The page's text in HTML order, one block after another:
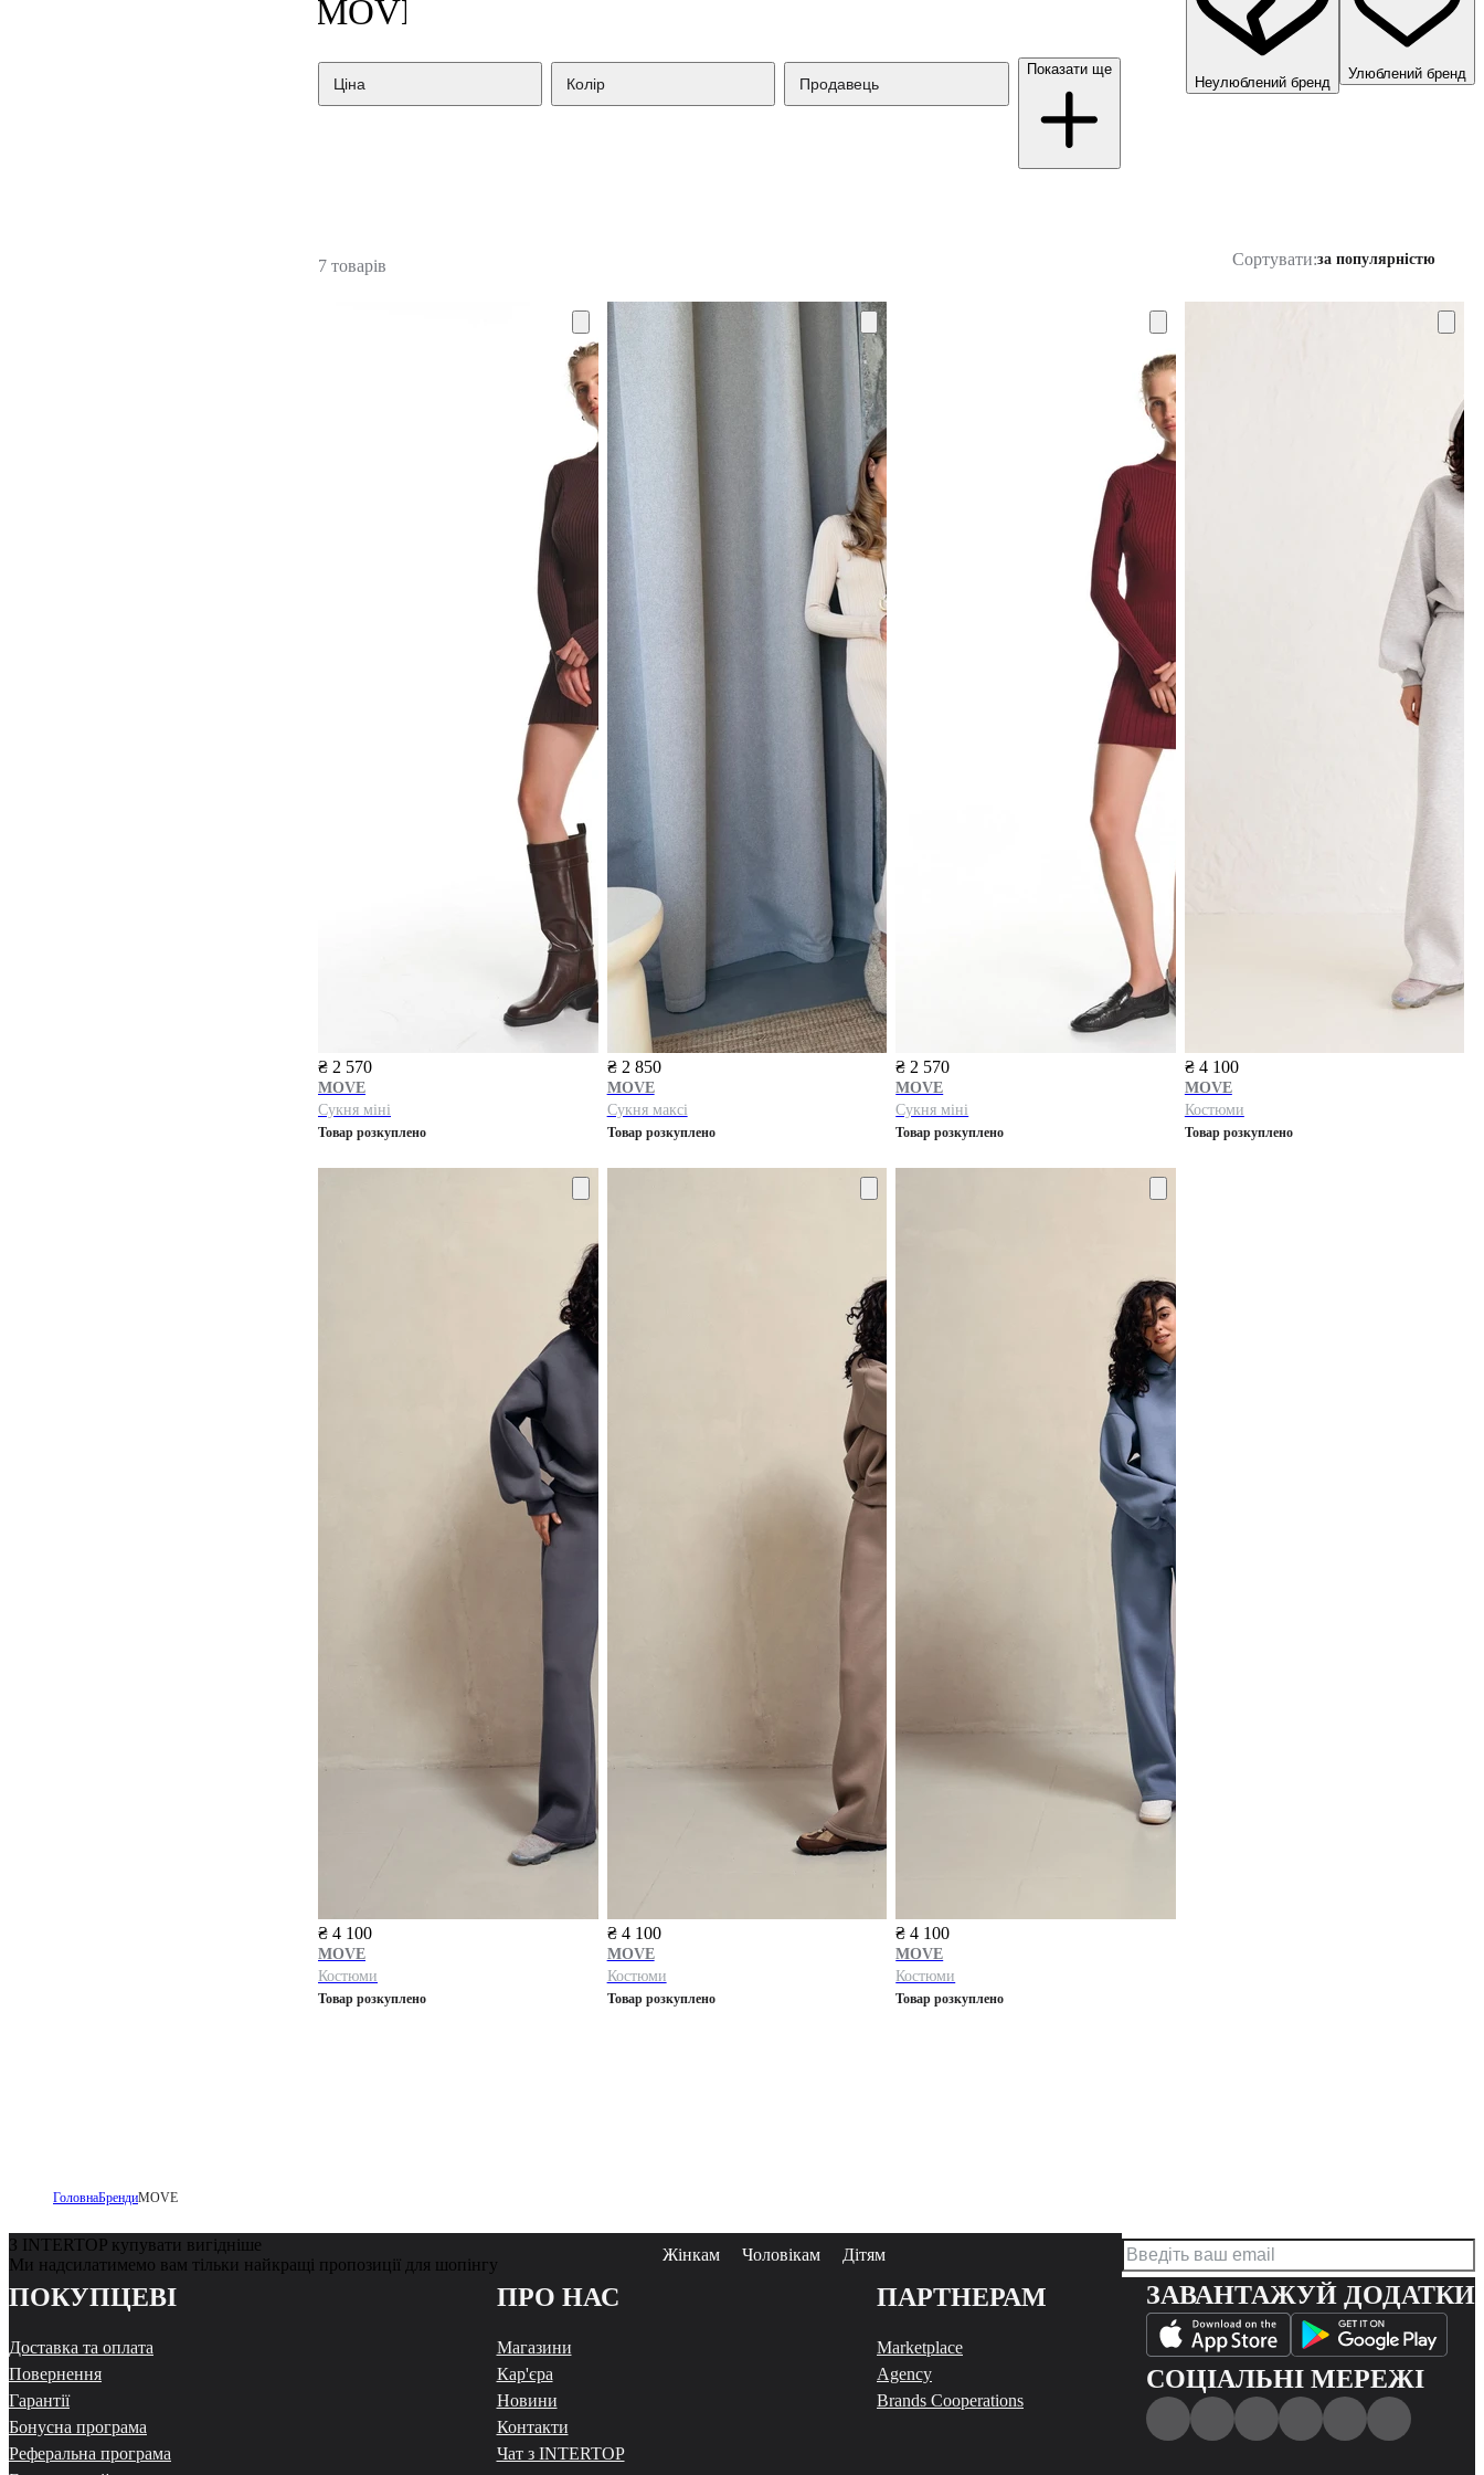
Улюблений бренд
Неулюблений бренд
Ціна Колір Продавець
Показати ще
7 товарів Сортувати:за популярністю
₴ 2 570
MOVE
Сукня міні
Товар розкуплено
₴ 2 850
MOVE
Сукня максі
Товар розкуплено
₴ 2 570
MOVE
Сукня міні
Товар розкуплено
₴ 4 100
MOVE
Костюми
Товар розкуплено
₴ 4 100
MOVE
Костюми
Товар розкуплено
₴ 4 100
MOVE
Костюми
Товар розкуплено
₴ 4 100
MOVE
Костюми
Товар розкуплено
ГоловнаБрендиMOVE
З INTERTOP купувати вигідніше
Ми надсилатимемо вам тільки найкращі пропозиції для шопінгу
Жінкам Чоловікам Дітям
ПОКУПЦЕВІ
Доставка та оплата
Повернення
Гарантії
Бонусна програма
Реферальна програма
ПРО НАС
Магазини
Кар'єра
Новини
Контакти
Чат з INTERTOP
ПАРТНЕРАМ
Marketplace
Agency
Brands Cooperations
ЗАВАНТАЖУЙ ДОДАТКИ
СОЦІАЛЬНІ МЕРЕЖІ